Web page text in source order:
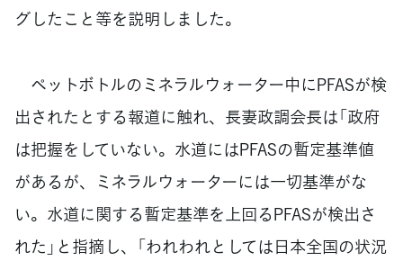
グしたこと等を説明しました。
ペットボトルのミネラルウォーター中にPFASが検
出されたとする報道に触れ、長妻政調会長は「政府
は把握をしていない。水道にはPFASの暫定基準値
があるが、ミネラルウォーターには一切基準がな
い。水道に関する暫定基準を上回るPFASが検出さ
れた」と指摘し、「われわれとしては日本全国の状況